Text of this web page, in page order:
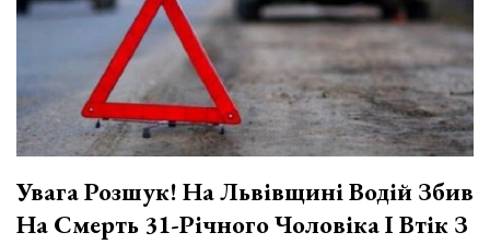
Увага Розшук! На Львівщині Водій Збив
На Смерть 31-Річного Чоловіка І Втік З